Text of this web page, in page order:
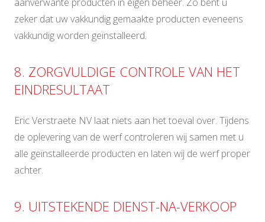
zeker dat uw vakkundig gemaakte producten eveneens
vakkundig worden geïnstalleerd.
8. ZORGVULDIGE CONTROLE VAN HET
EINDRESULTAAT
Eric Verstraete NV laat niets aan het toeval over. Tijdens
de oplevering van de werf controleren wij samen met u
alle geïnstalleerde producten en laten wij de werf proper
achter.
9. UITSTEKENDE DIENST-NA-VERKOOP